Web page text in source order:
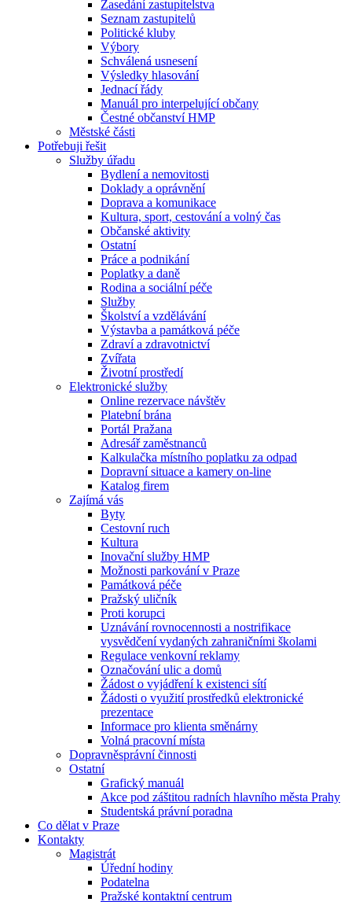
Zasedání zastupitelstva
Seznam zastupitelů
Politické kluby
Výbory
Schválená usnesení
Výsledky hlasování
Jednací řády
Manuál pro interpelující občany
Čestné občanství HMP
Městské části
Potřebuji řešit
Služby úřadu
Bydlení a nemovitosti
Doklady a oprávnění
Doprava a komunikace
Kultura, sport, cestování a volný čas
Občanské aktivity
Ostatní
Práce a podnikání
Poplatky a daně
Rodina a sociální péče
Služby
Školství a vzdělávání
Výstavba a památková péče
Zdraví a zdravotnictví
Zvířata
Životní prostředí
Elektronické služby
Online rezervace návštěv
Platební brána
Portál Pražana
Adresář zaměstnanců
Kalkulačka místního poplatku za odpad
Dopravní situace a kamery on-line
Katalog firem
Zajímá vás
Byty
Cestovní ruch
Kultura
Inovační služby HMP
Možnosti parkování v Praze
Památková péče
Pražský uličník
Proti korupci
Uznávání rovnocennosti a nostrifikace
vysvědčení vydaných zahraničními školami
Regulace venkovní reklamy
Označování ulic a domů
Žádost o vyjádření k existenci sítí
Žádosti o využití prostředků elektronické
prezentace
Informace pro klienta směnárny
Volná pracovní místa
Dopravněsprávní činnosti
Ostatní
Grafický manuál
Akce pod záštitou radních hlavního města Prahy
Studentská právní poradna
Co dělat v Praze
Kontakty
Magistrát
Úřední hodiny
Podatelna
Pražské kontaktní centrum